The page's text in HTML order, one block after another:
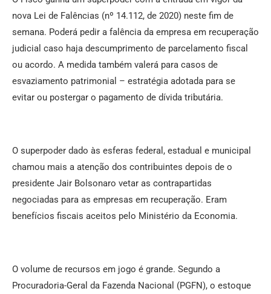
nova Lei de Falências (nº 14.112, de 2020) neste fim de
semana. Poderá pedir a falência da empresa em recuperação
judicial caso haja descumprimento de parcelamento fiscal
ou acordo. A medida também valerá para casos de
esvaziamento patrimonial – estratégia adotada para se
evitar ou postergar o pagamento de dívida tributária.
O superpoder dado às esferas federal, estadual e municipal
chamou mais a atenção dos contribuintes depois de o
presidente Jair Bolsonaro vetar as contrapartidas
negociadas para as empresas em recuperação. Eram
benefícios fiscais aceitos pelo Ministério da Economia.
O volume de recursos em jogo é grande. Segundo a
Procuradoria-Geral da Fazenda Nacional (PGFN), o estoque